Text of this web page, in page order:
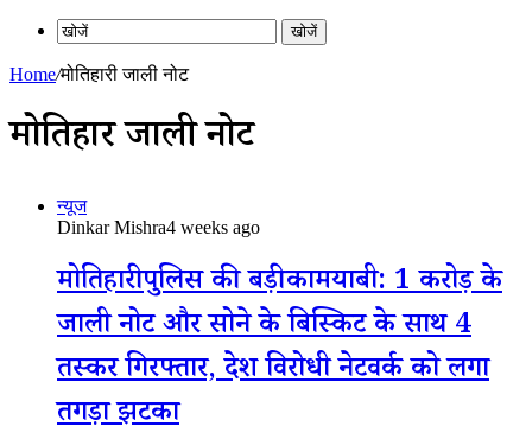
खोजें
Home/मोतिहारी जाली नोट
मोतिहारी जाली नोट
न्यूज
Dinkar Mishra4 weeks ago
मोतिहारी पुलिस की बड़ी कामयाबी: 1 करोड़ के
जाली नोट और सोने के बिस्किट के साथ 4
तस्कर गिरफ्तार, देश विरोधी नेटवर्क को लगा
तगड़ा झटका